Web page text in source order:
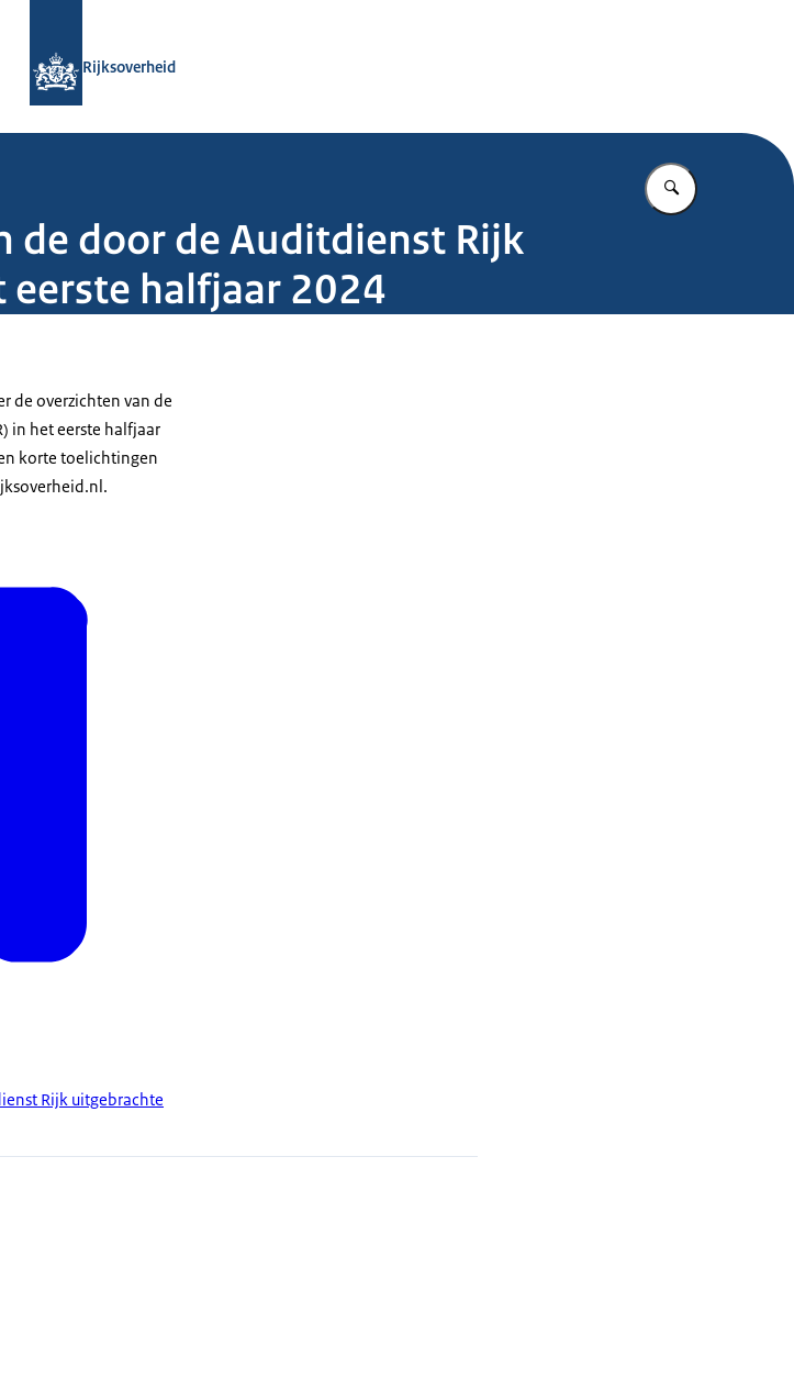
Rijksoverheid
Vul in wat u
de door de Auditdienst Rijk
halfjaar 2024
de overzichten van de
in het eerste halfjaar
korte toelichtingen
Rijk uitgebrachte